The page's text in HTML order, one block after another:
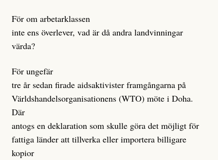
För om arbetarklassen
inte ens överlever, vad är då andra landvinningar
värda?
För ungefär
tre år sedan firade aidsaktivister framgångarna på
Världshandelsorganisationens (WTO) möte i Doha.
Där
antogs en deklaration som skulle göra det möjligt för
fattiga länder att tillverka eller importera billigare
kopior